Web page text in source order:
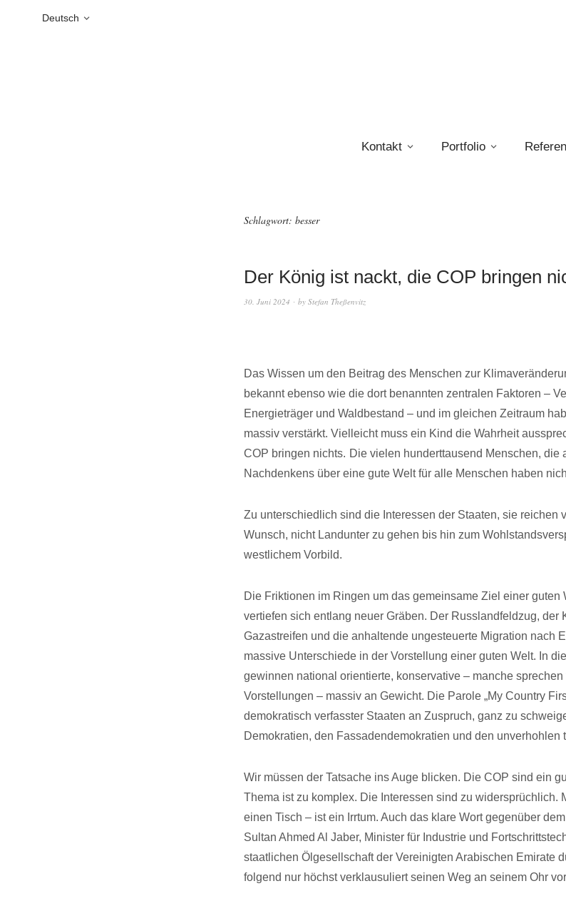
Deutsch
Kontakt Portfolio
Schlagwort: besser
Der König ist nackt, die COP bringen
30. Juni 2024 by Stefan Theßenvitz
Das Wissen um den Beitrag des Menschen zur
bekannt ebenso wie die dort benannten zentralen Faktoren –
Energieträger und Waldbestand – und im gleichen Zeitraum
massiv verstärkt. Vielleicht muss ein Kind die Wahrheit
COP bringen nichts. Die vielen hunderttausend Menschen, die
Nachdenkens über eine gute Welt für alle Menschen haben
Zu unterschiedlich sind die Interessen der Staaten, sie reichen
Wunsch, nicht Landunter zu gehen bis hin zum
westlichem Vorbild.
Die Friktionen im Ringen um das gemeinsame Ziel einer guten
vertiefen sich entlang neuer Gräben. Der Russlandfeldzug, der
Gazastreifen und die anhaltende ungesteuerte Migration nach
massive Unterschiede in der Vorstellung einer guten Welt. In
gewinnen national orientierte, konservative – manche
Vorstellungen – massiv an Gewicht. Die Parole „My Country
demokratisch verfasster Staaten an Zuspruch, ganz zu
Demokratien, den Fassadendemokratien und den unverhohlen
Wir müssen der Tatsache ins Auge blicken. Die COP sind ein
Thema ist zu komplex. Die Interessen sind zu widersprüchlich.
einen Tisch – ist ein Irrtum. Auch das klare Wort gegenüber
Sultan Ahmed Al Jaber, Minister für Industrie und
staatlichen Ölgesellschaft der Vereinigten Arabischen Emirate
folgend nur höchst verklausuliert seinen Weg an seinem Ohr